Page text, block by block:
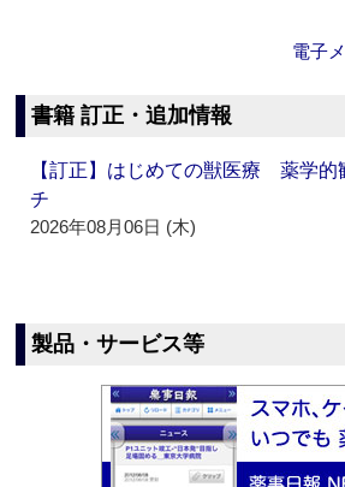
電子
書籍 訂正・追加情報
【訂正】はじめての獣医療 薬学的
チ
2026年08月06日 (木)
製品・サービス等